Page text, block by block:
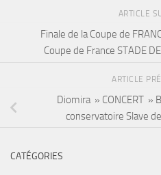
ARTICLE
Finale de la Coupe de
Coupe de France STADE
ARTICLE
Diomira » CONCERT »
conservatoire Slave
CATÉGORIES